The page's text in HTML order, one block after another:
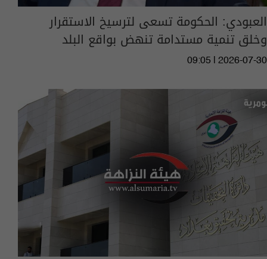
العبودي: الحكومة تسعى لترسيخ الاستقرار
وخلق تنمية مستدامة تنهض بواقع البلد
09:05 | 2026-07-30